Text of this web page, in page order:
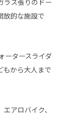
放的な施設で
ータースライダ
もから大人まで
アロバイク、